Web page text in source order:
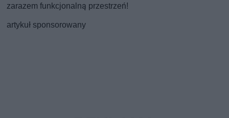
zarazem funkcjonalną przestrzeń!
artykuł sponsorowany